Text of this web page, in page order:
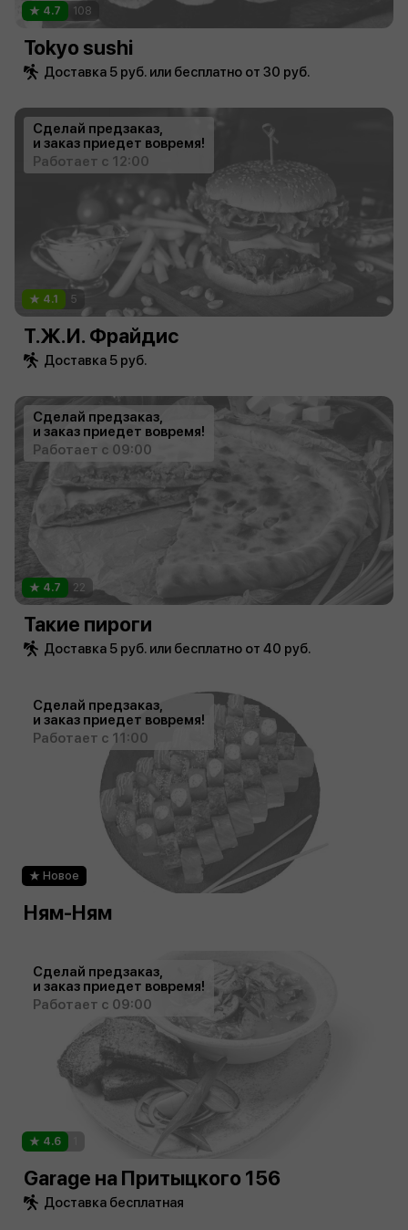
4.7 108
Tokyo sushi
Доставка 5 руб. или бесплатно от 30 руб.
Сделай предзаказ,
и заказ приедет вовремя!
Работает с 12:00
4.1 5
Т.Ж.И. Фрайдис
Доставка 5 руб.
Сделай предзаказ,
и заказ приедет вовремя!
Работает с 09:00
4.7 22
Такие пироги
Доставка 5 руб. или бесплатно от 40 руб.
Сделай предзаказ,
и заказ приедет вовремя!
Работает с 11:00
Новое
Ням-Ням
Сделай предзаказ,
и заказ приедет вовремя!
Работает с 09:00
4.6
Garage на Притыцкого 156
Доставка бесплатная